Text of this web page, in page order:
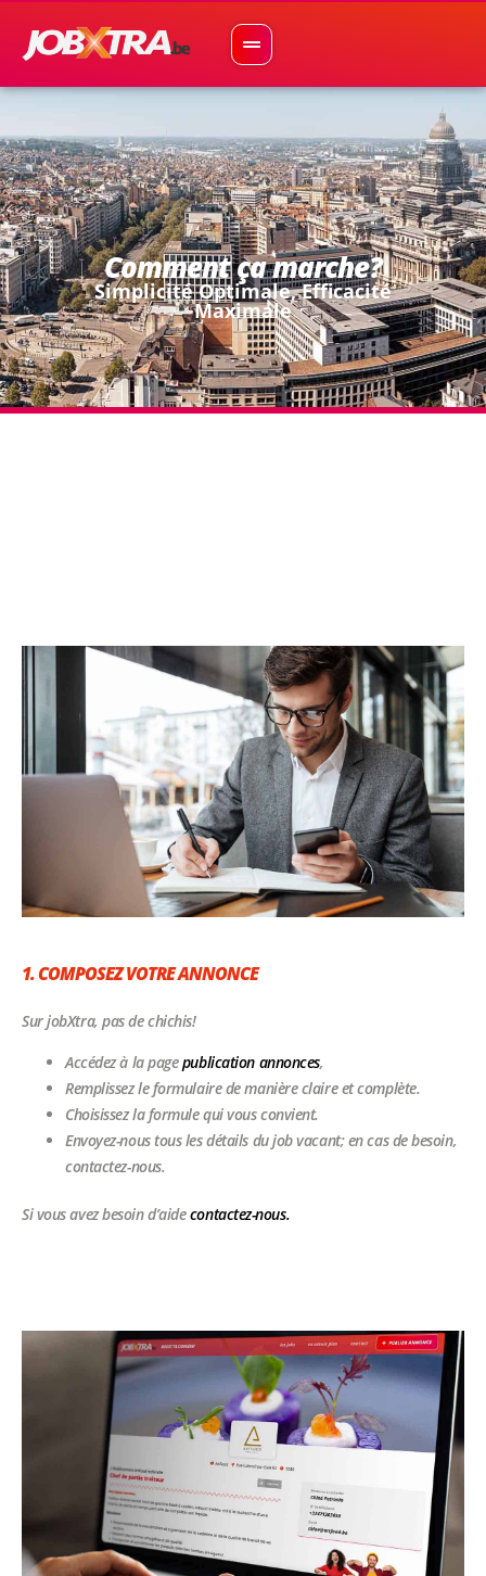
Comment ça marche?
Simplicité Optimale, Efficacité
Maximale
1. COMPOSEZ VOTRE ANNONCE
Sur jobXtra, pas de chichis!
Accédez à la pagepublication annonces,
Remplissez le formulaire de manière claire et complète.
Choisissez la formule qui vous convient.
Envoyez-nous tous les détails du job vacant; en cas de besoin,
contactez-nous.
Si vous avez besoin d’aidecontactez-nous.